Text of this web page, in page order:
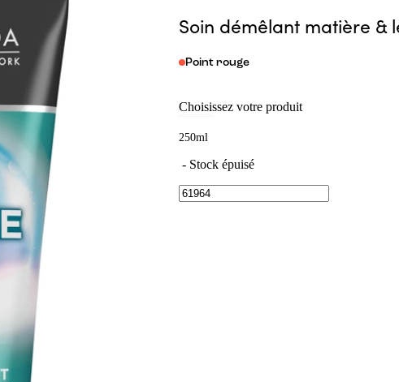
Soin démêlant matière &
Point rouge
Choisissez votre produit
250ml
- Stock épuisé